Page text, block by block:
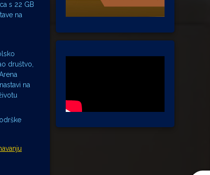
s 22 GB
na
društvo,
na